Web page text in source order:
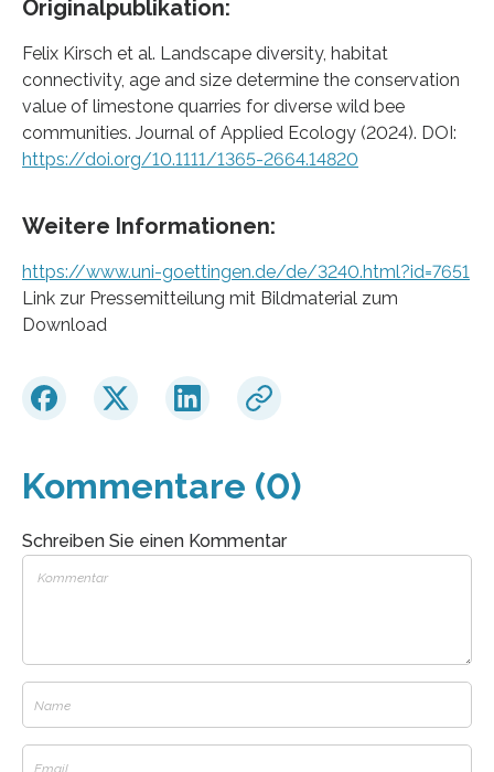
Originalpublikation:
Felix Kirsch et al. Landscape diversity, habitat
connectivity, age and size determine the conservation
value of limestone quarries for diverse wild bee
communities. Journal of Applied Ecology (2024). DOI:
https://doi.org/10.1111/1365-2664.14820
Weitere Informationen:
https://www.uni-goettingen.de/de/3240.html?id=7651
Link zur Pressemitteilung mit Bildmaterial zum
Download
Kommentare (0)
Schreiben Sie einen Kommentar